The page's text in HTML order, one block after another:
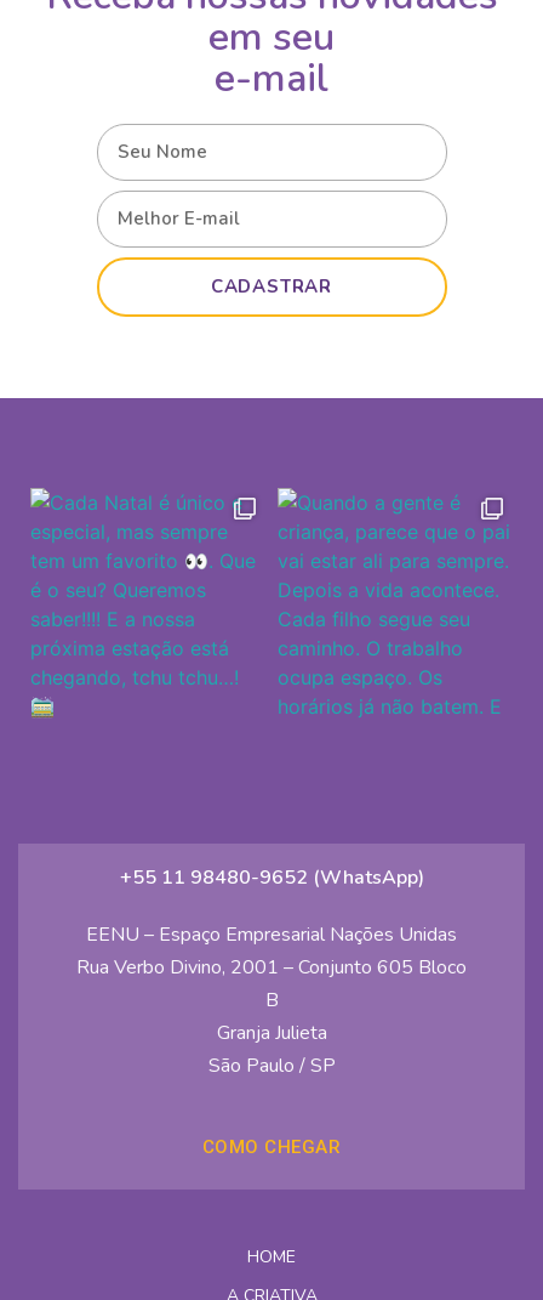
em seu
e-mail
CADASTRAR
+55 11 98480-9652 (WhatsApp)
EENU – Espaço Empresarial Nações Unidas
Rua Verbo Divino, 2001 – Conjunto 605 Bloco
B
Granja Julieta
São Paulo / SP
COMO CHEGAR
HOME